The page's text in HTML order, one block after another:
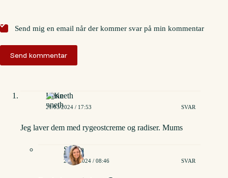
Send mig en email når der kommer svar på min kommentar
Send kommentar
Kenneth
21/03/2024 / 17:53 SVAR
Jeg laver dem med rygeostcreme og radiser. Mums
Stinna
22/03/2024 / 08:46 SVAR